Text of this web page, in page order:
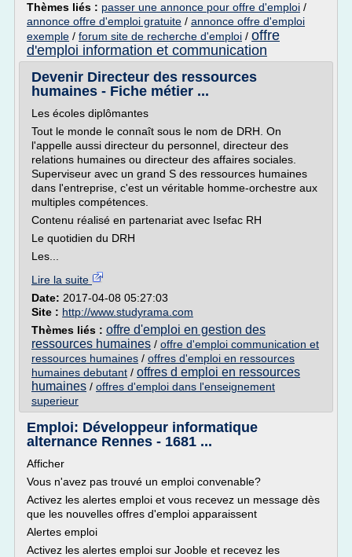
Thèmes liés : passer une annonce pour offre d'emploi /
annonce offre d'emploi gratuite / annonce offre d'emploi
exemple / forum site de recherche d'emploi / offre
d'emploi information et communication
Devenir Directeur des ressources
humaines - Fiche métier ...
Les écoles diplômantes
Tout le monde le connaît sous le nom de DRH. On
l'appelle aussi directeur du personnel, directeur des
relations humaines ou directeur des affaires sociales.
Superviseur avec un grand S des ressources humaines
dans l'entreprise, c'est un véritable homme-orchestre aux
multiples compétences.
Contenu réalisé en partenariat avec Isefac RH
Le quotidien du DRH
Les...
Lire la suite
Date: 2017-04-08 05:27:03
Site : http://www.studyrama.com
Thèmes liés : offre d'emploi en gestion des
ressources humaines / offre d'emploi communication et
ressources humaines / offres d'emploi en ressources
humaines debutant / offres d emploi en ressources
humaines / offres d'emploi dans l'enseignement
superieur
Emploi: Développeur informatique
alternance Rennes - 1681 ...
Afficher
Vous n'avez pas trouvé un emploi convenable?
Activez les alertes emploi et vous recevez un message dès
que les nouvelles offres d'emploi apparaissent
Alertes emploi
Activez les alertes emploi sur Jooble et recevez les